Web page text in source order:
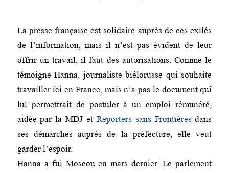
La presse française est solidaire auprès de ces exilés
de l’information, mais il n’est pas évident de leur
offrir un travail, il faut des autorisations. Comme le
témoigne Hanna, journaliste biélorusse qui souhaite
travailler ici en France, mais n’a pas le document qui
lui permettrait de postuler à un emploi rémunéré,
aidée par la MDJ et Reporters sans Frontières dans
ses démarches auprès de la préfecture, elle veut
garder l’espoir.
Hanna a fui Moscou en mars dernier. Le parlement